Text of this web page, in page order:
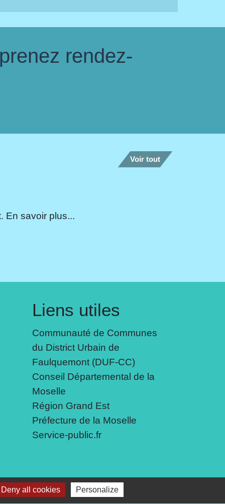
rendez-
Voir tout
En savoir plus...
Liens utiles
Communauté de Communes
du District Urbain de
Faulquemont (DUF-CC)
Conseil Départemental de la
Moselle
Région Grand Est
Préfecture de la Moselle
Service-public.fr
Deny all cookies Personalize